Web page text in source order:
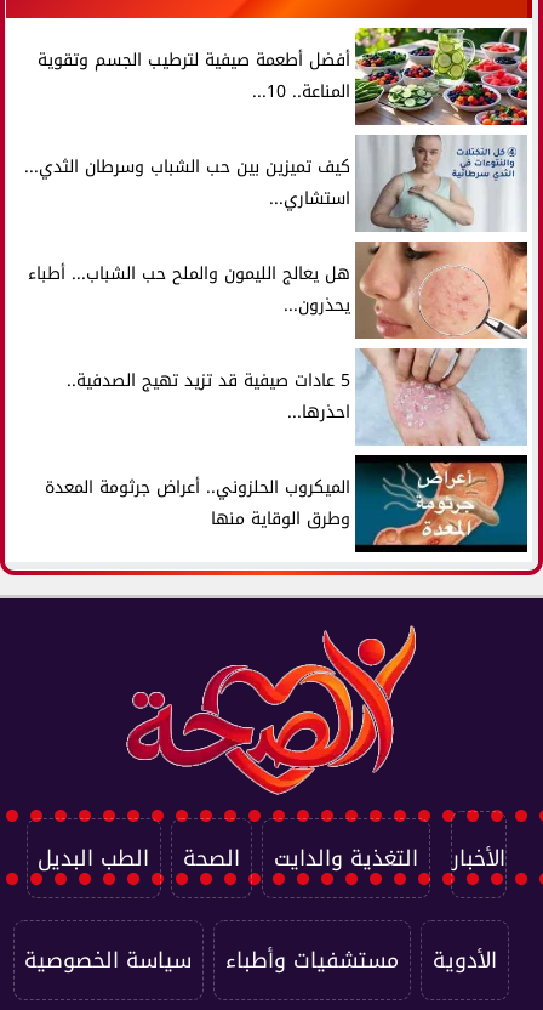
أفضل أطعمة صيفية لترطيب الجسم وتقوية
المناعة.. 10...
كيف تميزين بين حب الشباب وسرطان الثدي...
استشاري...
هل يعالج الليمون والملح حب الشباب... أطباء
يحذرون...
5 عادات صيفية قد تزيد تهيج الصدفية..
احذرها...
الميكروب الحلزوني.. أعراض جرثومة المعدة
وطرق الوقاية منها
الأخبار التغذية والدايت الصحة الطب البديل
الأدوية مستشفيات وأطباء سياسة الخصوصية